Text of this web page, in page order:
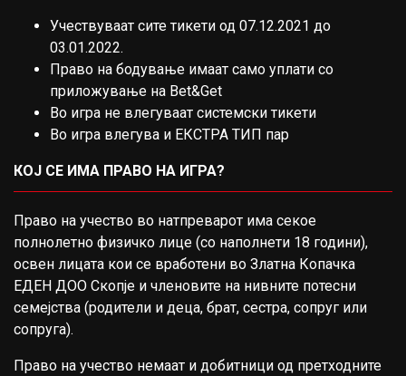
Учествуваат сите тикети од 07.12.2021 до
03.01.2022.
Право на бодување имаат само уплати со
приложување на Bet&Get
Во игра не влегуваат системски тикети
Во игра влегува и ЕКСТРА ТИП пар
КОЈ СЕ ИМА ПРАВО НА ИГРА?
Право на учество во натпреварот има секое
полнолетно физичко лице (со наполнети 18 години),
освен лицата кои се вработени во Златна Копачка
ЕДЕН ДОО Скопје и членовите на нивните потесни
семејства (родители и деца, брат, сестра, сопруг или
сопруга).
Право на учество немаат и добитници од претходните